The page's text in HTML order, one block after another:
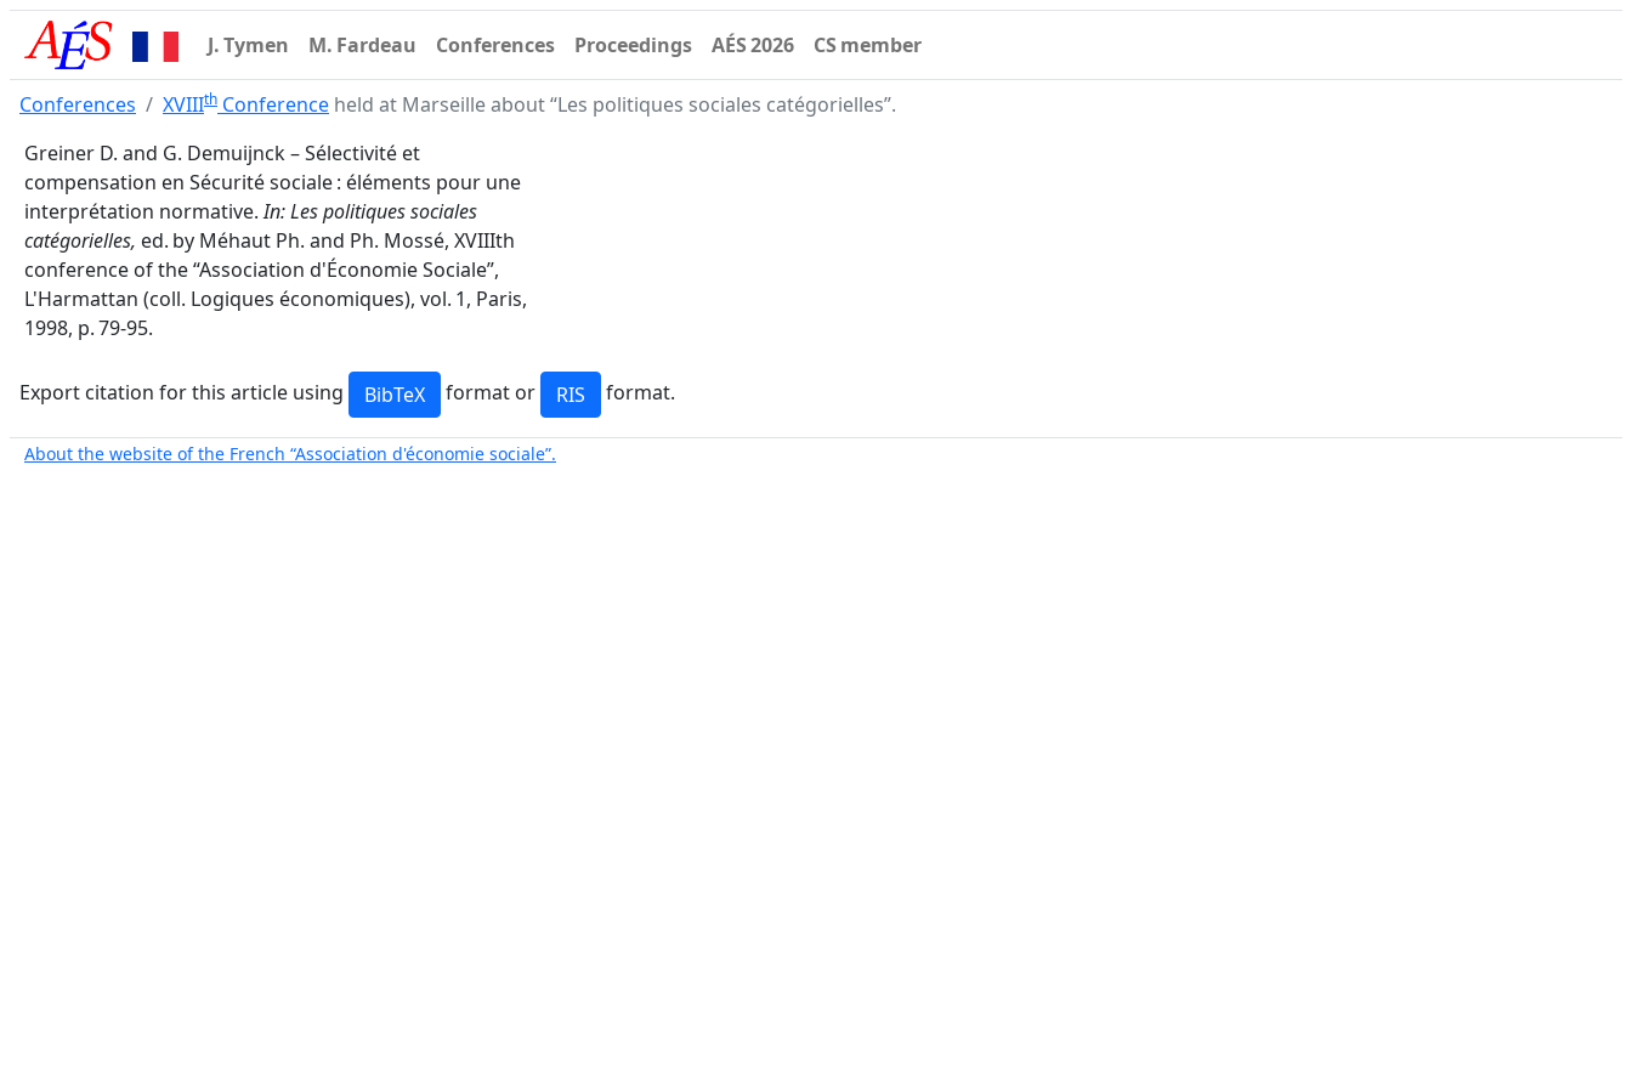
J. Tymen M. Fardeau Conferences Proceedings AÉS 2026 CS member
Conferences XVIIIth Conference held at Marseille about “Les politiques sociales catégorielles”.
Greiner D. and G. Demuijnck – Sélectivité et
compensation en Sécurité sociale : éléments pour une
interprétation normative.In: Les politiques sociales
catégorielles, ed. by Méhaut Ph. and Ph. Mossé, XVIIIth
conference of the “Association d'Économie Sociale”,
L'Harmattan (coll. Logiques économiques), vol. 1, Paris,
1998, p. 79-95.
Export citation for this article using format or format.
About the website of the French “Association d'économie sociale”.